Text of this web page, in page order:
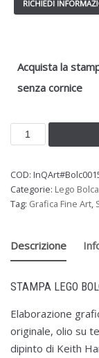
Acquista la
senza cornice
COD:
Categorie: Lego
Tag: Grafica Fine Art,
Descrizione
STAMPA LEGO
Elaborazione
originale, olio su
dipinto di Keith